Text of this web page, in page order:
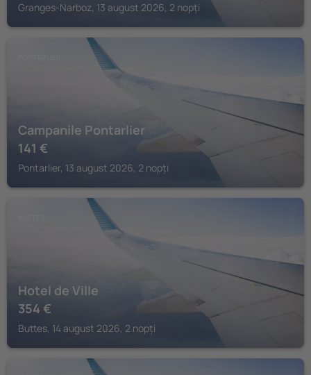
Granges-Narboz, 13 august 2026, 2 nopți
Campanile Pontarlier
141 €
Pontarlier, 13 august 2026, 2 nopți
Hotel de Ville
354 €
Buttes, 14 august 2026, 2 nopți